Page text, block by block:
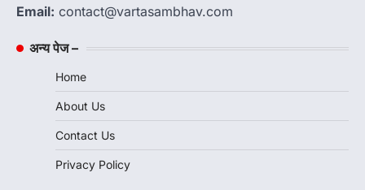
Email: contact@vartasambhav.com
अन्य पेज –
Home
About Us
Contact Us
Privacy Policy